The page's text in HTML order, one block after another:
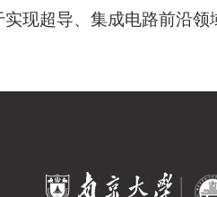
现超导、集成电路前沿